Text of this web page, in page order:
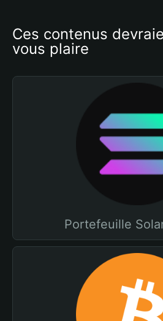
Ces contenus
vous plaire
Portefeuille